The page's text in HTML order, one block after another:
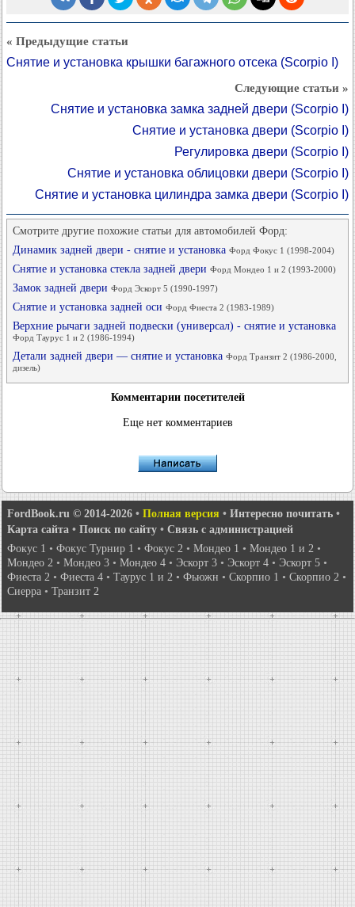
« Предыдущие статьи
Снятие и установка крышки багажного отсека (Scorpio I)
Следующие статьи »
Снятие и установка замка задней двери (Scorpio I)
Снятие и установка двери (Scorpio I)
Регулировка двери (Scorpio I)
Снятие и установка облицовки двери (Scorpio I)
Снятие и установка цилиндра замка двери (Scorpio I)
Смотрите другие похожие статьи для автомобилей Форд:
Динамик задней двери - снятие и установка Форд Фокус 1 (1998-2004)
Снятие и установка стекла задней двери Форд Мондео 1 и 2 (1993-2000)
Замок задней двери Форд Эскорт 5 (1990-1997)
Снятие и установка задней оси Форд Фиеста 2 (1983-1989)
Верхние рычаги задней подвески (универсал) - снятие и установка
Форд Таурус 1 и 2 (1986-1994)
Детали задней двери — снятие и установка Форд Транзит 2 (1986-2000,
дизель)
Комментарии посетителей
Еще нет комментариев
FordBook.ru © 2014-2026 • Полная версия • Интересно почитать •
Карта сайта • Поиск по сайту • Связь с администрацией
Фокус 1 • Фокус Турнир 1 • Фокус 2 • Мондео 1 • Мондео 1 и 2 •
Мондео 2 • Мондео 3 • Мондео 4 • Эскорт 3 • Эскорт 4 • Эскорт 5 •
Фиеста 2 • Фиеста 4 • Таурус 1 и 2 • Фьюжн • Скорпио 1 • Скорпио 2 •
Сиерра • Транзит 2